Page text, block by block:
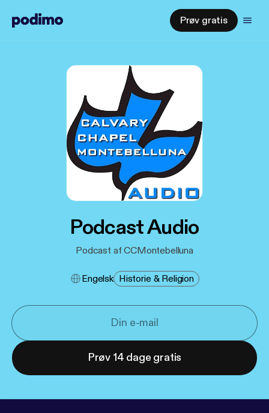
Prøv gratis
Podcast Audio
Podcast af CCMontebelluna
Engelsk Historie & Religion
Prøv 14 dage gratis